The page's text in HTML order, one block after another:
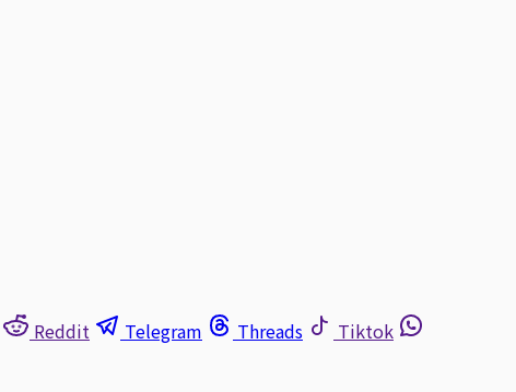
Reddit Telegram Threads
Tiktok